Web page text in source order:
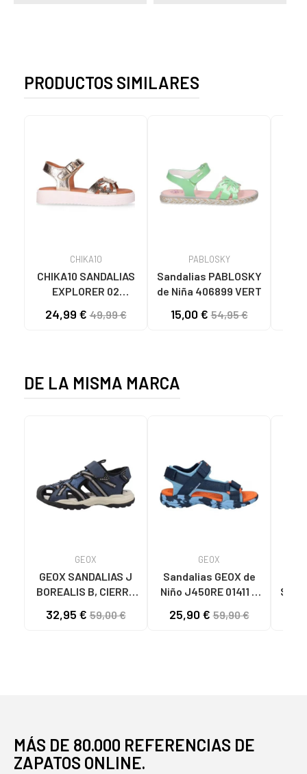
PRODUCTOS SIMILARES
CHIKA10
CHIKA10 SANDALIAS
EXPLORER 02
PLATAFORMA
24,99 €49,99 €
PABLOSKY
Sandalias PABLOSKY
de Niña 406899 VERT
15,00 €54,95 €
DE LA MISMA MARCA
GEOX
GEOX SANDALIAS J
BOREALIS B, CIERRE
32,95 €59,00 €
GEOX
Sandalias GEOX de
Niño J450RE 01411 J
NAVY C4228
25,90 €59,90 €
MÁS DE 80.000 REFERENCIAS DE
ZAPATOS ONLINE.